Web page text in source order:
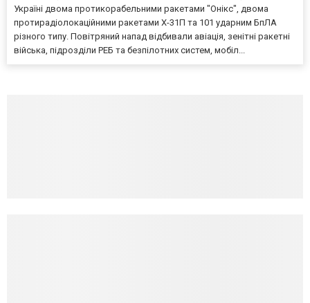
Україні двома протикорабельними ракетами "Онікс", двома
протирадіолокаційними ракетами Х-31П та 101 ударним БпЛА
різного типу. Повітряний напад відбивали авіація, зенітні ракетні
війська, підрозділи РЕБ та безпілотних систем, мобіл...